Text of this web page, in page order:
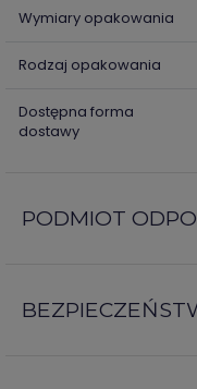
Wymiary opakowania
Rodzaj opakowania
Dostępna forma
dostawy
PODMIOT